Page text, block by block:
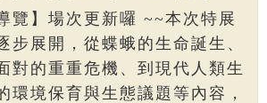
覽】場次更新囉 ~~本次特展
步展開，從蝶蛾的生命誕生、
對的重重危機、到現代人類生
環境保育與生態議題等內容，